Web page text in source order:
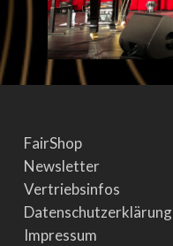
FairShop
Newsletter
Vertriebsinfos
Datenschutzerklärung
Impressum